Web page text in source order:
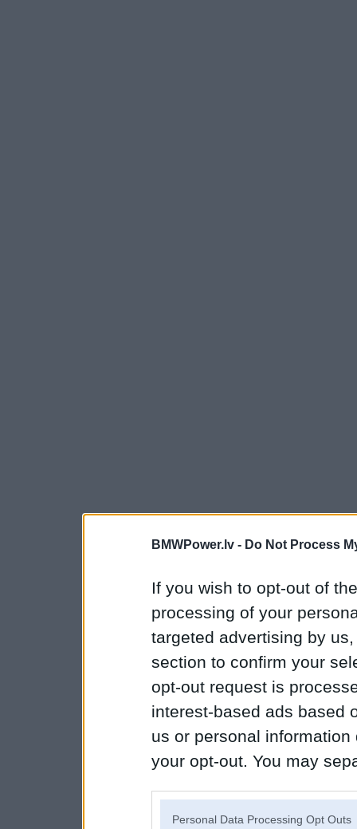
BMWPower.lv - Do Not Process
If you wish to opt-out of
processing of your
targeted advertising by
section to confirm your
opt-out request is
interest-based ads based
us or personal
your opt-out. You may
Personal Data Processing Opt Outs